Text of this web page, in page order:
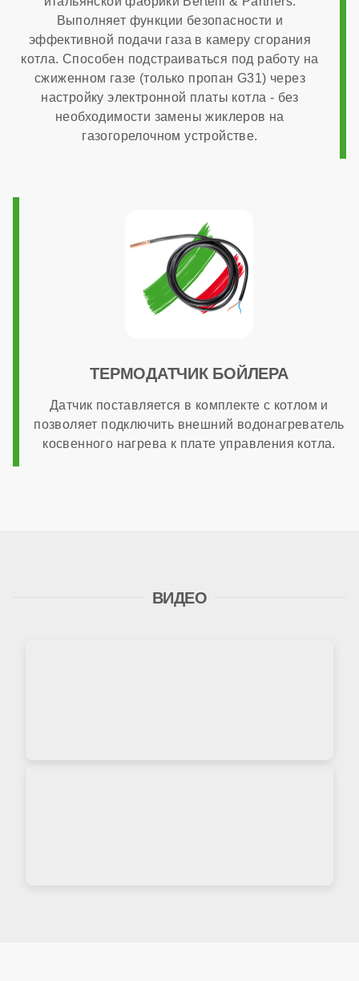
Выполняет функции безопасности и
эффективной подачи газа в камеру сгорания
котла. Способен подстраиваться под работу на
сжиженном газе (только пропан G31) через
настройку электронной платы котла - без
необходимости замены жиклеров на
газогорелочном устройстве.
ТЕРМОДАТЧИК БОЙЛЕРА
Датчик поставляется в комплекте с котлом и
позволяет подключить внешний водонагреватель
косвенного нагрева к плате управления котла.
ВИДЕО